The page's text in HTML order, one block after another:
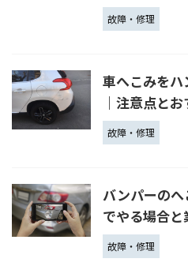
故障・修理
車へこみを
｜注意点と
故障・修理
バンパーの
でやる場合
故障・修理